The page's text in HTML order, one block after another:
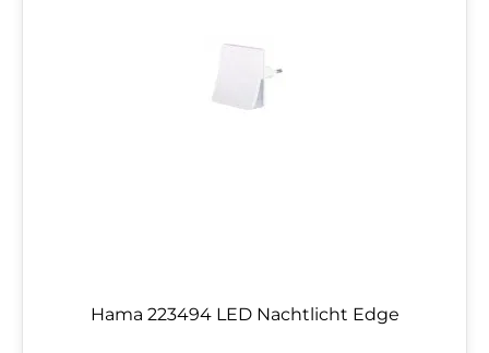
Hama 223494 LED Nachtlicht Edge